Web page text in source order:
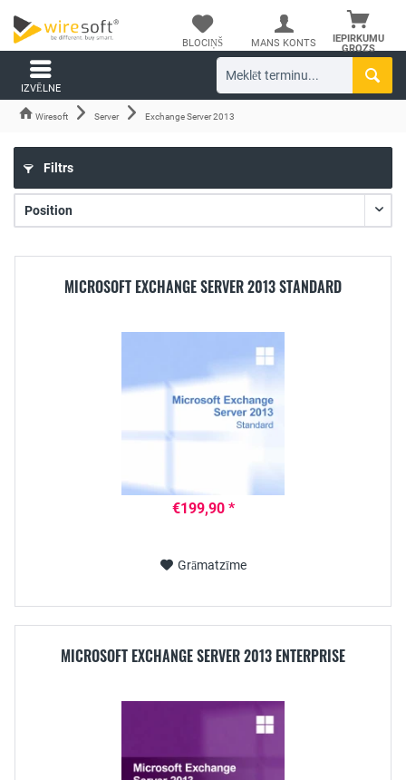
IEPIRKUMU
GROZS
BLOCIŅŠ MANS KONTS
IZVĒLNE
Wiresoft Server Exchange Server 2013
Filtrs
MICROSOFT EXCHANGE SERVER 2013 STANDARD
€199,90 *
Grāmatzīme
MICROSOFT EXCHANGE SERVER 2013 ENTERPRISE